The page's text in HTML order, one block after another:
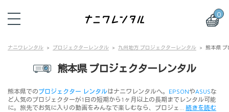
0
ナニワレンタル プロジェクターレンタル 九州地方 プロジェクターレンタル 熊本県 プ
熊本県 プロジェクターレンタル
熊本県でのプロジェクター レンタルはナニワレンタルへ。 EPSONやASUSな
ど人気のプロジェクターが1日の短期から1ヶ月以上の長期までレンタル可能
に。旅先でお気に入りの動画をみんなで楽しむなら、プロジェ… 続きを読む